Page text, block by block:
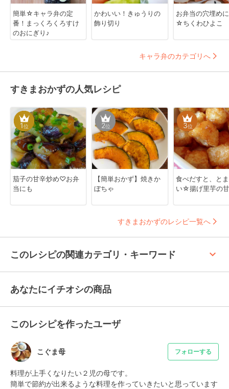
簡単☆キャラ弁の定
番！まっくろくろすけ
のおにぎり♪
かわいい！きゅうりの
飾り切り
お弁当の穴埋め
☆ちくわひよこ
キャラ弁のカテゴリへ
すきまおかずの人気レシピ
1位
茄子の甘辛炒め♡お弁
当にも
2位
【簡単おかず】焼きか
ぼちゃ
3位
食べだすと、と
い☆揚げ里芋の
すきまおかずのレシピ一覧へ
このレシピの関連カテゴリ・キーワード keyboard_arrow_up
あなたにイチオシの商品
このレシピを作ったユーザ
こぐま母 フォローする
料理が上手くなりたい２児の母です。
簡単で節約が出来るような料理を作っていきたいと思っています